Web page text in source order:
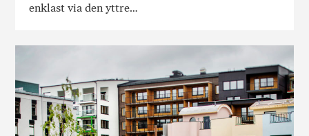
enklast via den yttre…